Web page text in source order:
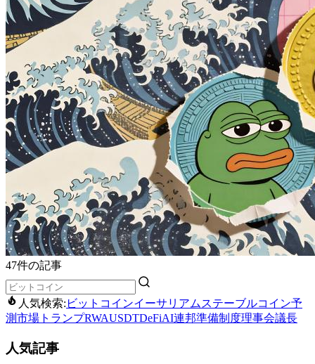
47件の記事
人気検索: ビットコインイーサリアム ステーブルコイン予
測市場 トランプRWAUSDTDeFiAI連邦準備制度理事会議長
人気記事